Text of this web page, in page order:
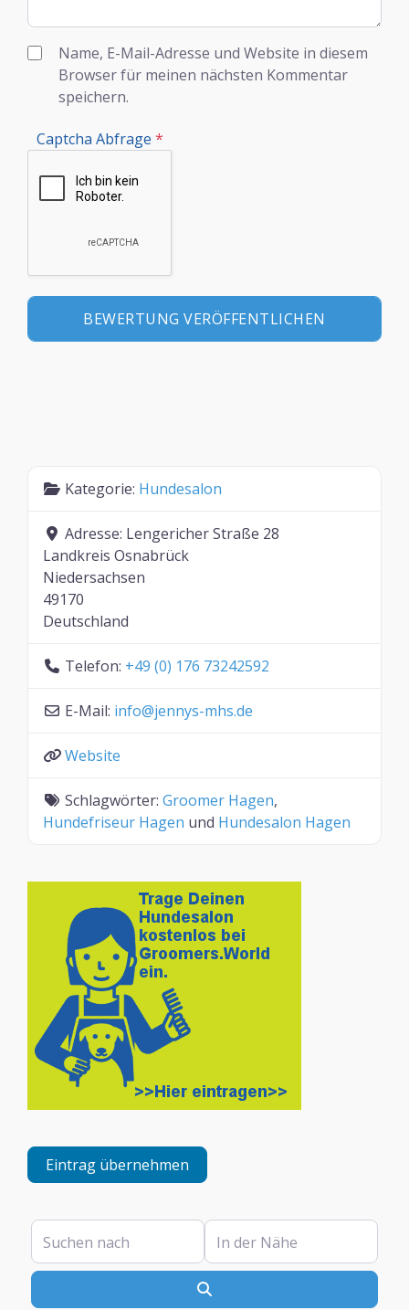
Name, E-Mail-Adresse und Website in diesem
Browser für meinen nächsten Kommentar
speichern.
Captcha Abfrage *
Kategorie: Hundesalon
Adresse: Lengericher Straße 28
Landkreis Osnabrück
Niedersachsen
49170
Deutschland
Telefon: +49 (0) 176 73242592
E-Mail: info@jennys-mhs.de
Website
Schlagwörter: Groomer Hagen,
Hundefriseur Hagen und Hundesalon Hagen
Eintrag übernehmen
Suchen nach In der Nähe